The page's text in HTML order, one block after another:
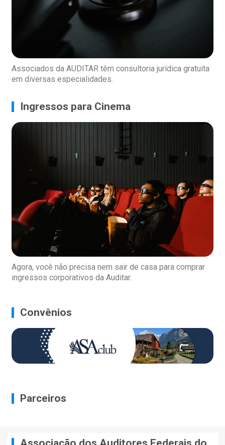
Associados da AUDITAR têm consultoria jurídica gratuita
em diversas especialidades.
Ingressos para Cinema
Agora, você não precisa nem sair de casa para comprar
ingressos corporativos da Auditar.
Convênios
Parceiros